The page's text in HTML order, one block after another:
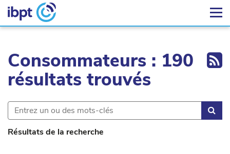
Consommateurs : 190
résultats trouvés
Résultats de la recherche